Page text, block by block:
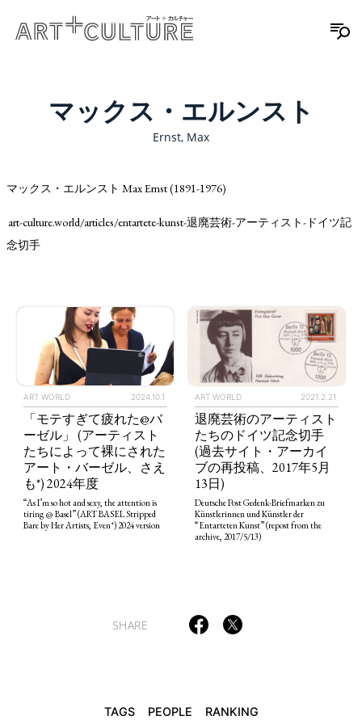
TAGS PEOPLE RANKING
マックス・エルンスト
Ernst, Max
マックス・エルンスト Max Ernst (1891-1976)
art-culture.world/articles/entartete-kunst-退廃芸術-アーティスト-ドイツ記
念切手
ART WORLD 2024.10.1
「モテすぎて疲れた@バ
ーゼル」 (アーティスト
たちによって裸にされた
アート・バーゼル、さえ
も*) 2024年度
“As I’m so hot and sexy, the attention is
tiring @ Basel” (ART BASEL Stripped
Bare by Her Artists, Even*) 2024 version
ART WORLD 2021.2.21
退廃芸術のアーティスト
たちのドイツ記念切手
(過去サイト・アーカイ
ブの再投稿、2017年5月
13日)
Deutsche Post Gedenk-Briefmarken zu
Künstlerinnen und Künstler der
“Entarteten Kunst” (repost from the
archive, 2017/5/13)
SHARE
TAGS PEOPLE RANKING